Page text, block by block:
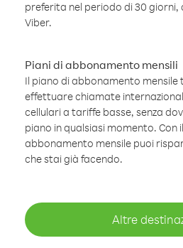
preferita nel periodo di 30 giorni,
Viber.
Piani di abbonamento mensili
Il piano di abbonamento
effettuare chiamate
cellulari a tariffe basse, senza
piano in qualsiasi momento. Con
abbonamento mensile puoi
che stai già facendo.
Altre